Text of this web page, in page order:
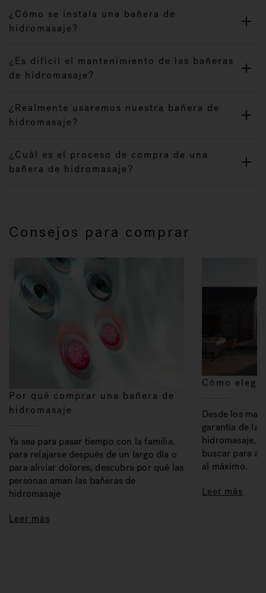
¿Cómo se instala una bañera de
hidromasaje?
¿Es difícil el mantenimiento de las bañeras
de hidromasaje?
¿Realmente usaremos nuestra bañera de
hidromasaje?
¿Cuál es el proceso de compra de una
bañera de hidromasaje?
Consejos para comprar
Por qué comprar una bañera de
hidromasaje
Ya sea para pasar tiempo con la familia,
para relajarse después de un largo día o
para aliviar dolores, descubra por qué las
personas aman las bañeras de
hidromasaje
Leer más
Cómo
Desde los
garantía de la
hidromasaje,
buscar para
al máximo.
Leer más